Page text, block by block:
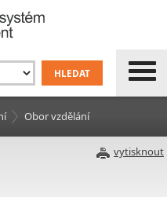
Obor vzdělání
vytisknout